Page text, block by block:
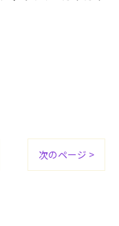
次のページ >